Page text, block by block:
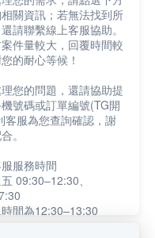
關資訊；若無法找到所
請聯繫線上客服協助。
件量較大，回覆時間較
的耐心等候！
您的問題，還請協助提
號碼或訂單編號(TG開
客服為您查詢確認，謝
。
服務時間
09:30–12:30、
間為12:30–13:30